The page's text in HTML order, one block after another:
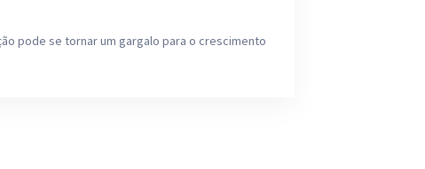
pode se tornar um gargalo para o crescimento